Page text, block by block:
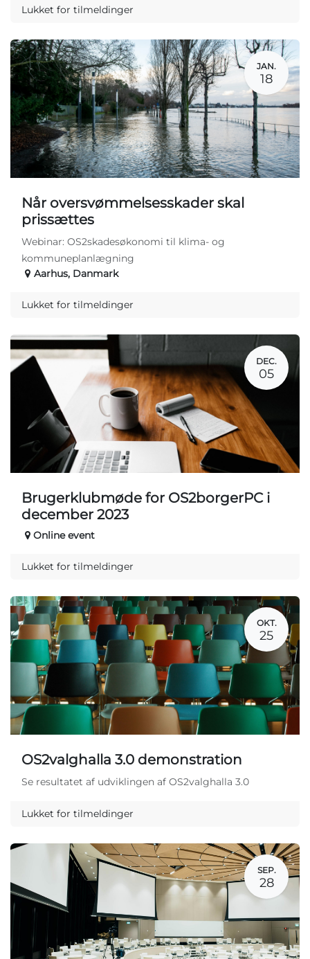
Lukket for tilmeldinger
JAN.
18
Når oversvømmelsesskader skal
prissættes
Webinar: OS2skadesøkonomi til klima- og
kommuneplanlægning
Aarhus, Danmark
Lukket for tilmeldinger
DEC.
05
Brugerklubmøde for OS2borgerPC i
december 2023
Online event
Lukket for tilmeldinger
OKT.
25
OS2valghalla 3.0 demonstration
Se resultatet af udviklingen af OS2valghalla 3.0
Lukket for tilmeldinger
SEP.
28